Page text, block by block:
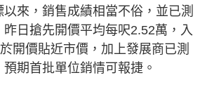
來，銷售成績相當不俗，並已測
日搶先開價平均每呎2.52萬，入
開價貼近市價，加上發展商已測
期首批單位銷情可報捷。